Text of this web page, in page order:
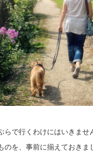
で行くわけにはいきませ
のを、事前に揃えておきま